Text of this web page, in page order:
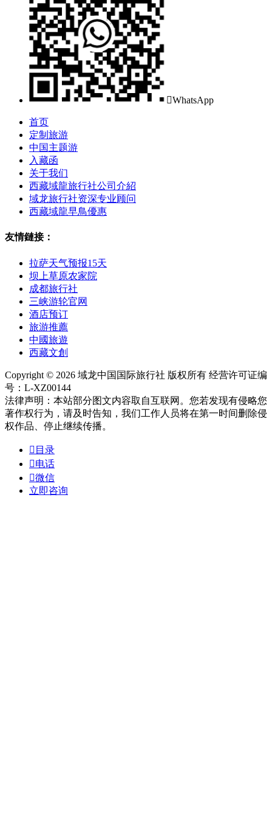
WhatsApp
首页
定制旅游
中国主题游
入藏函
关于我们
西藏域龍旅行社公司介紹
域龙旅行社资深专业顾问
西藏域龍早鳥優惠
友情鏈接：
拉萨天气预报15天
坝上草原农家院
成都旅行社
三峡游轮官网
酒店预订
旅游推薦
中國旅遊
西藏文創
Copyright © 2026 域龙中国国际旅行社 版权所有 经营许可证编
号：L-XZ00144
法律声明：本站部分图文内容取自互联网。您若发现有侵略您
著作权行为，请及时告知，我们工作人员将在第一时间删除侵
权作品、停止继续传播。
 目录
电话
微信
立即咨询